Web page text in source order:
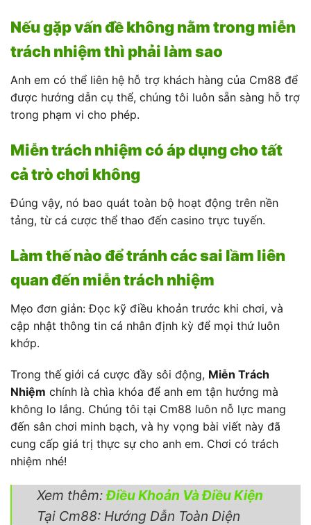
Nếu gặp vấn đề không nằm trong miễn
trách nhiệm thì phải làm sao
Anh em có thể liên hệ hỗ trợ khách hàng của Cm88 để
được hướng dẫn cụ thể, chúng tôi luôn sẵn sàng hỗ trợ
trong phạm vi cho phép.
Miễn trách nhiệm có áp dụng cho tất
cả trò chơi không
Đúng vậy, nó bao quát toàn bộ hoạt động trên nền
tảng, từ cá cược thể thao đến casino trực tuyến.
Làm thế nào để tránh các sai lầm liên
quan đến miễn trách nhiệm
Mẹo đơn giản: Đọc kỹ điều khoản trước khi chơi, và
cập nhật thông tin cá nhân định kỳ để mọi thứ luôn
khớp.
Trong thế giới cá cược đầy sôi động, Miễn Trách
Nhiệm chính là chìa khóa để anh em tận hưởng mà
không lo lắng. Chúng tôi tại Cm88 luôn nỗ lực mang
đến sân chơi minh bạch, và hy vọng bài viết này đã
cung cấp giá trị thực sự cho anh em. Chơi có trách
nhiệm nhé!
Xem thêm:Điều Khoản Và Điều Kiện
Tại Cm88: Hướng Dẫn Toàn Diện